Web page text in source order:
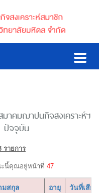
มาคมฌาปนกิจสงเคราะห์ฯ
ปัจจุบัน
รายการ
ะนี้คุณอยู่หน้าที่ 47
มสกุล อายุ วันที่เสีย